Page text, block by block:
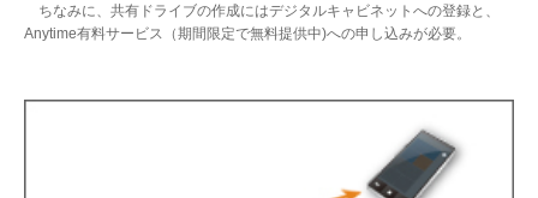
ちなみに、共有ドライブの作成にはデジタルキャビネットへの登録と、
Anytime有料サービス（期間限定で無料提供中)への申し込みが必要。